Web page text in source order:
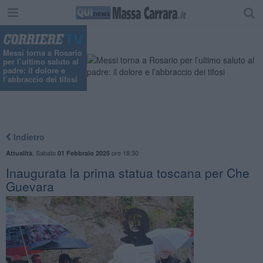
Messi torna a Rosario
per l’ultimo saluto al
padre: il dolore e
l’abbraccio dei tifosi
Indietro
Attualità Sabato 01 Febbraio 2025ore 18:30
Inaugurata la prima statua toscana per Che
Guevara